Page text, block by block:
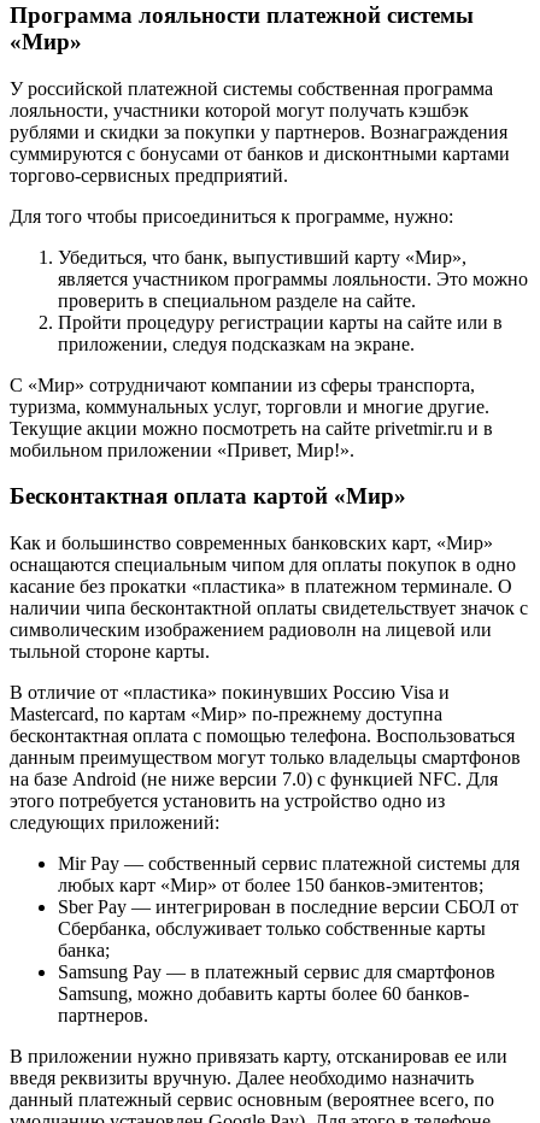
Программа лояльности платежной системы
«Мир»
У российской платежной системы собственная программа
лояльности, участники которой могут получать кэшбэк
рублями и скидки за покупки у партнеров. Вознаграждения
суммируются с бонусами от банков и дисконтными картами
торгово-сервисных предприятий.
Для того чтобы присоединиться к программе, нужно:
Убедиться, что банк, выпустивший карту «Мир»,
является участником программы лояльности. Это можно
проверить в специальном разделе на сайте.
Пройти процедуру регистрации карты на сайте или в
приложении, следуя подсказкам на экране.
С «Мир» сотрудничают компании из сферы транспорта,
туризма, коммунальных услуг, торговли и многие другие.
Текущие акции можно посмотреть на сайте privetmir.ru и в
мобильном приложении «Привет, Мир!».
Бесконтактная оплата картой «Мир»
Как и большинство современных банковских карт, «Мир»
оснащаются специальным чипом для оплаты покупок в одно
касание без прокатки «пластика» в платежном терминале. О
наличии чипа бесконтактной оплаты свидетельствует значок с
символическим изображением радиоволн на лицевой или
тыльной стороне карты.
В отличие от «пластика» покинувших Россию Visa и
Mastercard, по картам «Мир» по-прежнему доступна
бесконтактная оплата с помощью телефона. Воспользоваться
данным преимуществом могут только владельцы смартфонов
на базе Android (не ниже версии 7.0) с функцией NFC. Для
этого потребуется установить на устройство одно из
следующих приложений:
Mir Pay — собственный сервис платежной системы для
любых карт «Мир» от более 150 банков-эмитентов;
Sber Pay — интегрирован в последние версии СБОЛ от
Сбербанка, обслуживает только собственные карты
банка;
Samsung Pay — в платежный сервис для смартфонов
Samsung, можно добавить карты более 60 банков-
партнеров.
В приложении нужно привязать карту, отсканировав ее или
введя реквизиты вручную. Далее необходимо назначить
данный платежный сервис основным (вероятнее всего, по